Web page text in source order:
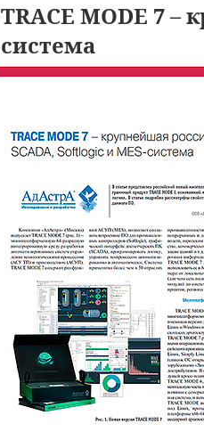
TRACE MODE 7 –
система